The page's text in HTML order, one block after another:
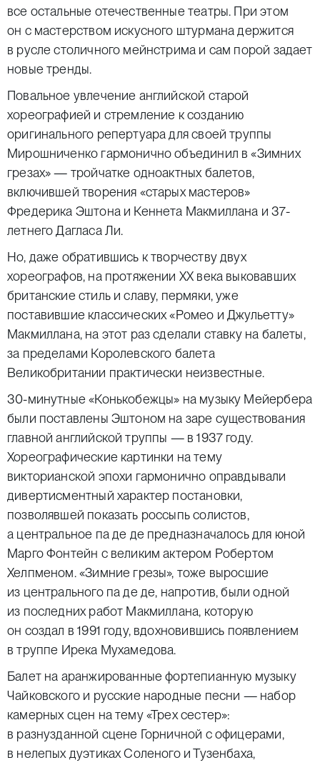
все остальные отечественные театры. При этом
он с мастерством искусного штурмана держится
в русле столичного мейнстрима и сам порой задает
новые тренды.
Повальное увлечение английской старой
хореографией и стремление к созданию
оригинального репертуара для своей труппы
Мирошниченко гармонично объединил в «Зимних
грезах» — тройчатке одноактных балетов,
включившей творения «старых мастеров»
Фредерика Эштона и Кеннета Макмиллана и 37-
летнего Дагласа Ли.
Но, даже обратившись к творчеству двух
хореографов, на протяжении ХХ века выковавших
британские стиль и славу, пермяки, уже
поставившие классических «Ромео и Джульетту»
Макмиллана, на этот раз сделали ставку на балеты,
за пределами Королевского балета
Великобритании практически неизвестные.
30-минутные «Конькобежцы» на музыку Мейербера
были поставлены Эштоном на заре существования
главной английской труппы — в 1937 году.
Хореографические картинки на тему
викторианской эпохи гармонично оправдывали
дивертисментный характер постановки,
позволявшей показать россыпь солистов,
а центральное па де де предназначалось для юной
Марго Фонтейн с великим актером Робертом
Хелпменом. «Зимние грезы», тоже выросшие
из центрального па де де, напротив, были одной
из последних работ Макмиллана, которую
он создал в 1991 году, вдохновившись появлением
в труппе Ирека Мухамедова.
Балет на аранжированные фортепианную музыку
Чайковского и русские народные песни — набор
камерных сцен на тему «Трех сестер»:
в разнузданной сцене Горничной с офицерами,
в нелепых дуэтиках Соленого и Тузенбаха,